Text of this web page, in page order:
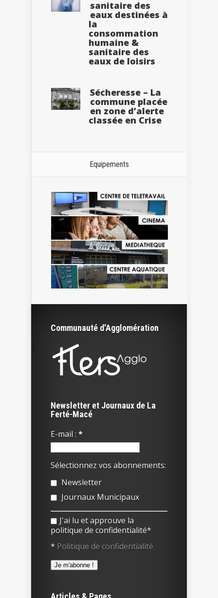
sanitaire des
eaux destinées à
la
consommation
humaine &
sanitaire des
eaux de loisirs
Sécheresse – La
commune placée
en zone d’alerte
classée en Crise
Equipements
Communauté d'Agglomération
Newsletter et Journaux de La
Ferté-Macé
E-mail : *
Sélectionnez vos abonnements:
Newsletter
Journaux Municipaux
J'ai lu et approuve la
politique de confidentialité*
* Politique de confidentialité